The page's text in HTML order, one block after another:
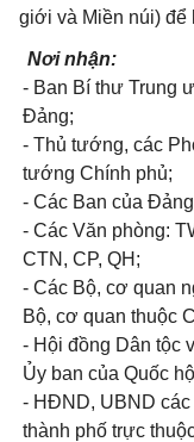
giới và Miền núi) để
Nơi nhận:
- Ban Bí thư Trung
Đảng;
- Thủ tướng, các
tướng Chính phủ;
- Các Ban của
- Các Văn phòng:
CTN, CP, QH;
- Các Bộ, cơ quan
Bộ, cơ quan thuộc
- Hội đồng Dân tộc
Ủy ban của Quốc
- HĐND, UBND các
thành phố trực